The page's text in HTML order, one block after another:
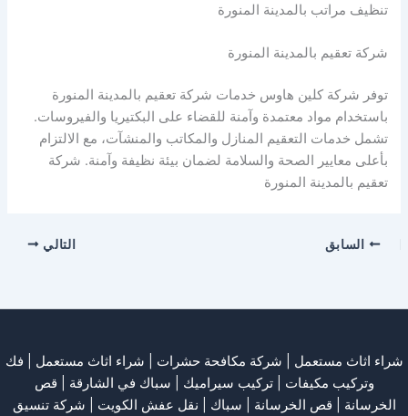
تنظيف مراتب بالمدينة المنورة
شركة تعقيم بالمدينة المنورة
توفر شركة كلين هاوس خدمات شركة تعقيم بالمدينة المنورة
باستخدام مواد معتمدة وآمنة للقضاء على البكتيريا والفيروسات.
تشمل خدمات التعقيم المنازل والمكاتب والمنشآت، مع الالتزام
بأعلى معايير الصحة والسلامة لضمان بيئة نظيفة وآمنة. شركة
تعقيم بالمدينة المنورة
السابق التالي
شراء اثاث مستعمل شركة مكافحة حشرات شراء اثاث مستعمل
فك
وتركيب مكيفات | تركيب سيراميك | سباك في الشارقة
قص
الخرسانة | قص الخرسانة | سباك نقل عفش الكويت
شركة تنسيق